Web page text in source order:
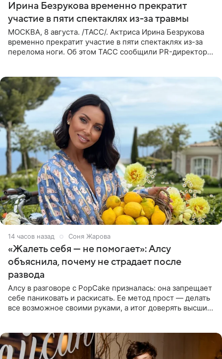
Ирина Безрукова временно прекратит
участие в пяти спектаклях из-за травмы
МОСКВА, 8 августа. /ТАСС/. Актриса Ирина Безрукова
временно прекратит участие в пяти спектаклях из-за
перелома ноги. Об этом ТАСС сообщили PR-директор
14 часов назад Соня Жарова
«Жалеть себя — не помогает»: Алсу
объяснила, почему не страдает после
развода
Алсу в разговоре с PopCake призналась: она запрещает
себе паниковать и раскисать. Ее метод прост — делать
все возможное своими руками, а итог доверять высшим